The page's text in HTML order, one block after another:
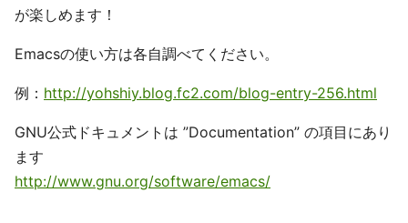
が楽しめます！
Emacsの使い方は各自調べてください。
例： http://yohshiy.blog.fc2.com/blog-entry-256.html
GNU公式ドキュメントは ”Documentation” の項目にあり
ます
http://www.gnu.org/software/emacs/